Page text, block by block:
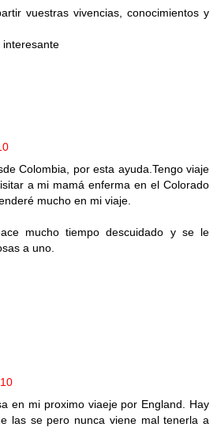
vuestras vivencias, conocimientos y
interesante
Colombia, por esta ayuda.Tengo viaje
a mi mamá enferma en el Colorado
mucho en mi viaje.
mucho tiempo descuidado y se le
a uno.
en mi proximo viaeje por England. Hay
las se pero nunca viene mal tenerla a